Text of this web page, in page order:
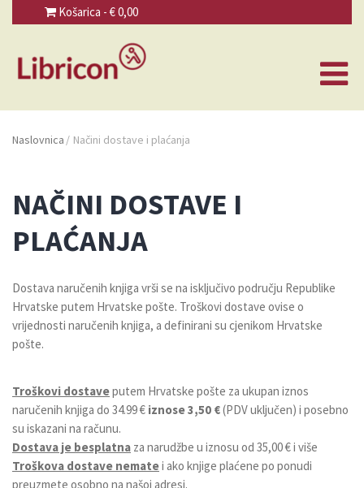
Košarica - €0,00
Naslovnica / Načini dostave i plaćanja
NAČINI DOSTAVE I
PLAĆANJA
Dostava naručenih knjiga vrši se na isključivo području Republike
Hrvatske putem Hrvatske pošte. Troškovi dostave ovise o
vrijednosti naručenih knjiga, a definirani su cjenikom Hrvatske
pošte.
Troškovi dostaveputem Hrvatske pošte za ukupan iznos
naručenih knjiga do 34.99 € iznose 3,50 €(PDV uključen) i posebno
su iskazani na računu.
Dostava je besplatna za narudžbe u iznosu od 35,00 € i više
Troškova dostave nematei ako knjige plaćene po ponudi
preuzmete osobno na našoj adresi.